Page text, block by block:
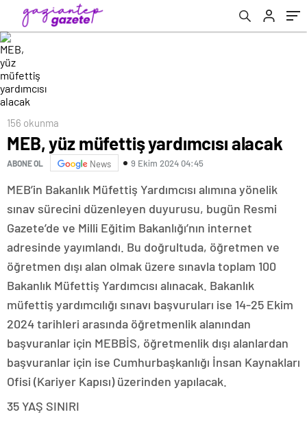
156 okunma
MEB, yüz müfettiş yardımcısı alacak
ABONE OL News 9 Ekim 2024 04:45
MEB’in Bakanlık Müfettiş Yardımcısı alımına yönelik
sınav sürecini düzenleyen duyurusu, bugün Resmi
Gazete’de ve Milli Eğitim Bakanlığı’nın internet
adresinde yayımlandı. Bu doğrultuda, öğretmen ve
öğretmen dışı alan olmak üzere sınavla toplam 100
Bakanlık Müfettiş Yardımcısı alınacak. Bakanlık
müfettiş yardımcılığı sınavı başvuruları ise 14-25 Ekim
2024 tarihleri arasında öğretmenlik alanından
başvuranlar için MEBBİS, öğretmenlik dışı alanlardan
başvuranlar için ise Cumhurbaşkanlığı İnsan Kaynakları
Ofisi (Kariyer Kapısı) üzerinden yapılacak.
35 YAŞ SINIRI